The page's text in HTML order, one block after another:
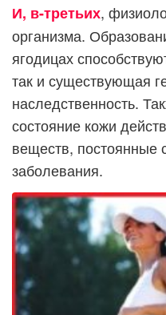
И, в-третьих,
организма.
ягодицах
так и существующая
наследственность.
состояние кожи
веществ, постоянные
заболевания.